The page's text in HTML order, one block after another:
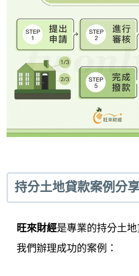
持分土地貸款案例分
旺來財經是專業的持分土
我們辦理成功的案例：